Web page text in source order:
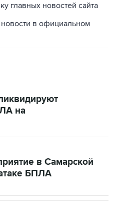
главных новостей сайта
в официальном
на
в Самарской
БПЛА